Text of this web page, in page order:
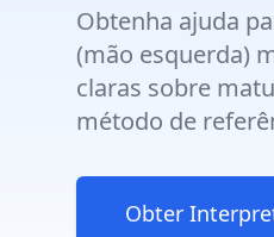
Obtenha ajuda
(mão esquerda)
claras sobre
método de
Obter